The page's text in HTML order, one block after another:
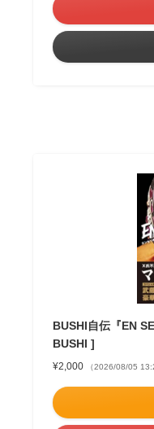
BUSHI自伝『EN
BUSHI ]
¥2,000 （2026/08/05